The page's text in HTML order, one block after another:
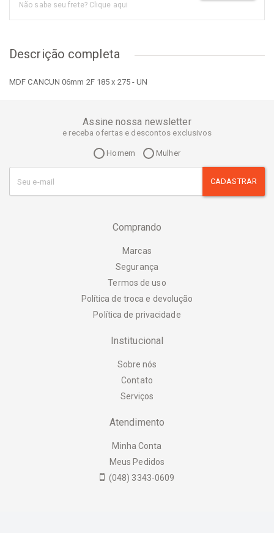
Não sabe seu frete? Clique aqui
Descrição completa
MDF CANCUN 06mm 2F 185 x 275 - UN
Assine nossa newsletter
e receba ofertas e descontos exclusivos
Homem Mulher
CADASTRAR
Comprando
Marcas
Segurança
Termos de uso
Política de troca e devolução
Política de privacidade
Institucional
Sobre nós
Contato
Serviços
Atendimento
Minha Conta
Meus Pedidos
(048) 3343-0609